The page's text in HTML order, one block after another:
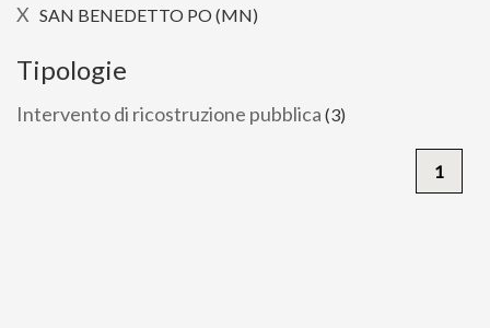
X SAN BENEDETTO PO (MN)
Tipologie
Intervento di ricostruzione pubblica (3)
1